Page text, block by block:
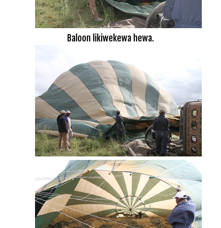
Baloon likiwekewa hewa.